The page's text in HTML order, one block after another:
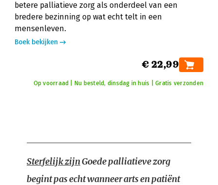
betere palliatieve zorg als onderdeel van een
bredere bezinning op wat echt telt in een
mensenleven.
Boek bekijken
€ 22,99
Op voorraad | Nu besteld, dinsdag in huis | Gratis verzonden
Sterfelijk zijnGoede palliatieve zorg
begint pas echt wanneer arts en patiënt